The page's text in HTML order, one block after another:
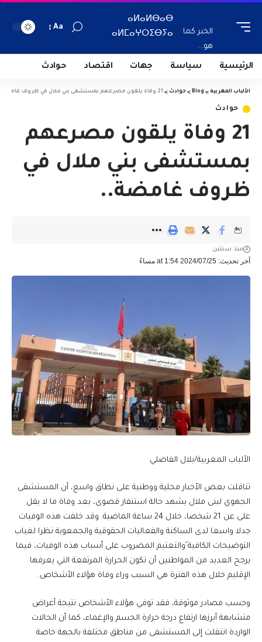
الخبر كما
هو...
ⴰⵍⴰⵍⴱⴰⴱ
ⴰⵍⵎⴰⵖⵔⵉⴱⵢⴰ
Aa
الرئيسية سياسة جهات اقتصاد حوادث
الألباب المغربية >
Blog
> حوادث > 21 وفاة يلقون مصرعهم بمستشفى بني ملال في ظروف غامضة..
حوادث
21 وفاة يلقون مصرعهم
بمستشفى بني ملال في
ظروف غامضة..
آخر تحديث: 2024/07/25 at 1:54 مساءً
منذ سنتين
الألباب المغربية/بلال الفاضلي
تناقلت بعض الأخبار محلية ووطنية على نطاق واسع، أن المستشفى
الجهوي لبنى ملال يشهد حالة استنفار قصوى، بعد وفاة ما لا يقل
على عن 21 شخصا، خلال 24 ساعة الماضية. وقد خلفت هذه الوفيات
جدلا واسعا لدى الساكنة والفعاليات الحقوقية والجمعوية نظرا لغياب
التوضيحات الكافية َوالتعتيم المضروب على أسباب هذه الوفيات، فيما
يرجح العديد من المواطنين أن تكون الحرارة المرتفعة التي يعرفها
الإقليم خلال هذه الفترة هي السبب وراء وفاة هؤلاء الأشخاص.
وحسب مصادر موثوقة، فقد توفي هؤلاء الأشخاص نتيجة أعراض
متشابهة أبرزها ارتفاع درجة حرارة الجسم والإغماء، كما أن الحالات
الواردة انتقلت إلى المستشفى من مناطق مختلفة بالجهة خاصة